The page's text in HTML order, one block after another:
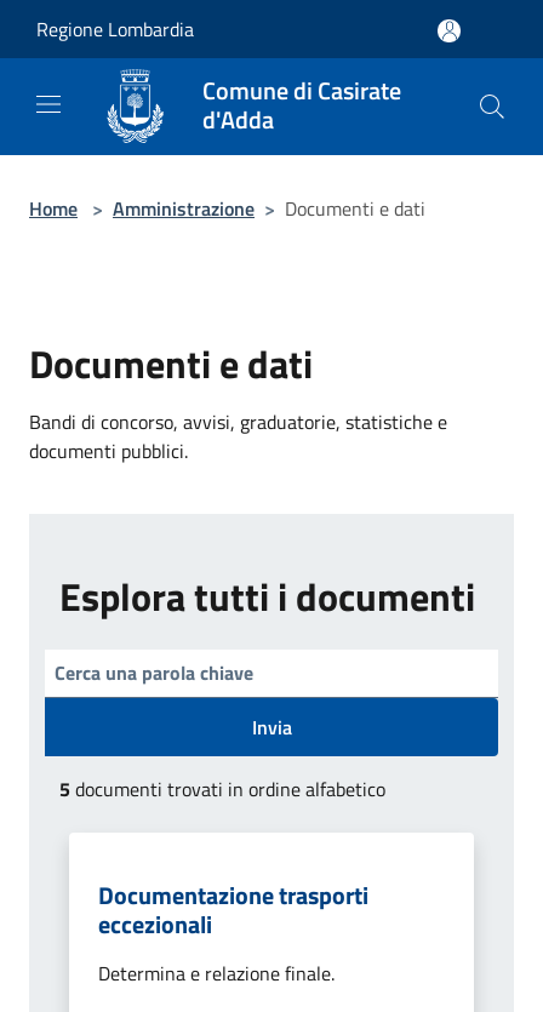
Regione Lombardia
Comune di Casirate
d'Adda
Home > Amministrazione > Documenti e dati
Documenti e dati
Bandi di concorso, avvisi, graduatorie, statistiche e
documenti pubblici.
Esplora tutti i documenti
Invia
5documenti trovati in ordine alfabetico
Documentazione trasporti
eccezionali
Determina e relazione finale.